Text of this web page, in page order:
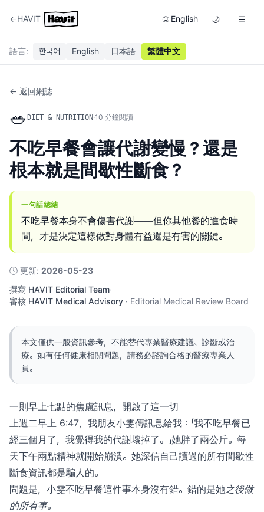
←HAVIT 🌐 English 🌙 ☰
語言: 한국어 English 日本語 繁體中文
← 返回網誌
🥗 DIET & NUTRITION·10 分鐘閱讀
不吃早餐會讓代謝變慢？還是
根本就是間歇性斷食？
一句話總結
不吃早餐本身不會傷害代謝——但你其他餐的進食時
間，才是決定這樣做對身體有益還是有害的關鍵。
🕓 更新: 2026-05-23
撰寫 HAVIT Editorial Team·
審核 HAVIT Medical Advisory · Editorial Medical Review Board
本文僅供一般資訊參考，不能替代專業醫療建議、診斷或治
療。如有任何健康相關問題，請務必諮詢合格的醫療專業人
員。
一則早上七點的焦慮訊息，開啟了這一切
上週二早上 6:47，我朋友小雯傳訊息給我：「我不吃早餐已
經三個月了，我覺得我的代謝壞掉了。」她胖了兩公斤。每
天下午兩點精神就開始崩潰。她深信自己讀過的所有間歇性
斷食資訊都是騙人的。
問題是，小雯不吃早餐這件事本身沒有錯。錯的是她之後做
的所有事。